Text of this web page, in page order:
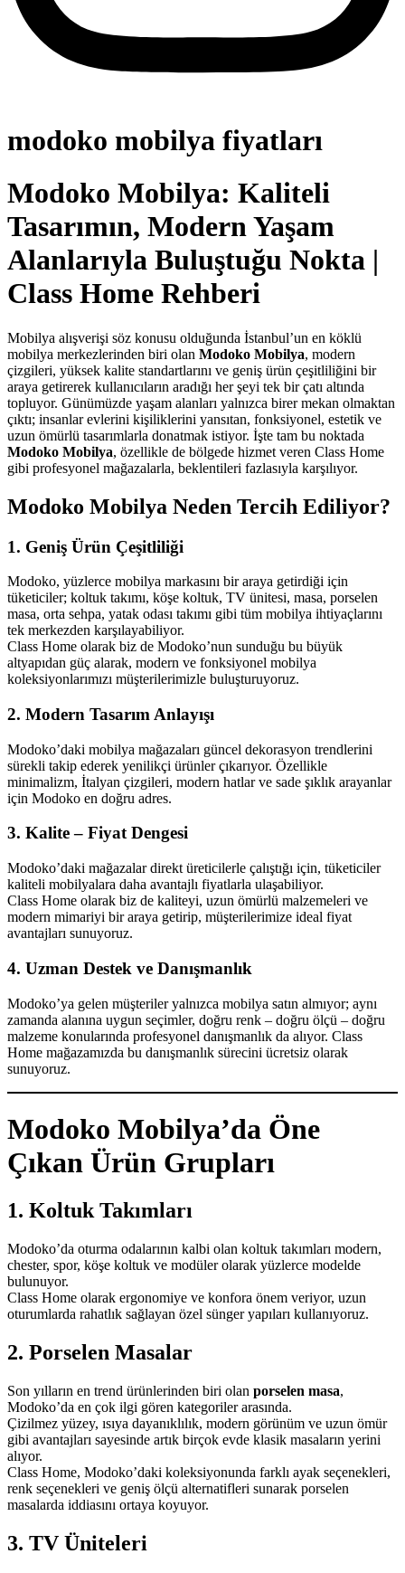
modoko mobilya fiyatları
Modoko Mobilya: Kaliteli
Tasarımın, Modern Yaşam
Alanlarıyla Buluştuğu Nokta |
Class Home Rehberi
Mobilya alışverişi söz konusu olduğunda İstanbul’un en köklü
mobilya merkezlerinden biri olan Modoko Mobilya, modern
çizgileri, yüksek kalite standartlarını ve geniş ürün çeşitliliğini bir
araya getirerek kullanıcıların aradığı her şeyi tek bir çatı altında
topluyor. Günümüzde yaşam alanları yalnızca birer mekan olmaktan
çıktı; insanlar evlerini kişiliklerini yansıtan, fonksiyonel, estetik ve
uzun ömürlü tasarımlarla donatmak istiyor. İşte tam bu noktada
Modoko Mobilya, özellikle de bölgede hizmet veren Class Home
gibi profesyonel mağazalarla, beklentileri fazlasıyla karşılıyor.
Modoko Mobilya Neden Tercih Ediliyor?
1. Geniş Ürün Çeşitliliği
Modoko, yüzlerce mobilya markasını bir araya getirdiği için
tüketiciler; koltuk takımı, köşe koltuk, TV ünitesi, masa, porselen
masa, orta sehpa, yatak odası takımı gibi tüm mobilya ihtiyaçlarını
tek merkezden karşılayabiliyor.
Class Home olarak biz de Modoko’nun sunduğu bu büyük
altyapıdan güç alarak, modern ve fonksiyonel mobilya
koleksiyonlarımızı müşterilerimizle buluşturuyoruz.
2. Modern Tasarım Anlayışı
Modoko’daki mobilya mağazaları güncel dekorasyon trendlerini
sürekli takip ederek yenilikçi ürünler çıkarıyor. Özellikle
minimalizm, İtalyan çizgileri, modern hatlar ve sade şıklık arayanlar
için Modoko en doğru adres.
3. Kalite – Fiyat Dengesi
Modoko’daki mağazalar direkt üreticilerle çalıştığı için, tüketiciler
kaliteli mobilyalara daha avantajlı fiyatlarla ulaşabiliyor.
Class Home olarak biz de kaliteyi, uzun ömürlü malzemeleri ve
modern mimariyi bir araya getirip, müşterilerimize ideal fiyat
avantajları sunuyoruz.
4. Uzman Destek ve Danışmanlık
Modoko’ya gelen müşteriler yalnızca mobilya satın almıyor; aynı
zamanda alanına uygun seçimler, doğru renk – doğru ölçü – doğru
malzeme konularında profesyonel danışmanlık da alıyor. Class
Home mağazamızda bu danışmanlık sürecini ücretsiz olarak
sunuyoruz.
Modoko Mobilya’da Öne
Çıkan Ürün Grupları
1. Koltuk Takımları
Modoko’da oturma odalarının kalbi olan koltuk takımları modern,
chester, spor, köşe koltuk ve modüler olarak yüzlerce modelde
bulunuyor.
Class Home olarak ergonomiye ve konfora önem veriyor, uzun
oturumlarda rahatlık sağlayan özel sünger yapıları kullanıyoruz.
2. Porselen Masalar
Son yılların en trend ürünlerinden biri olan porselen masa,
Modoko’da en çok ilgi gören kategoriler arasında.
Çizilmez yüzey, ısıya dayanıklılık, modern görünüm ve uzun ömür
gibi avantajları sayesinde artık birçok evde klasik masaların yerini
alıyor.
Class Home, Modoko’daki koleksiyonunda farklı ayak seçenekleri,
renk seçenekleri ve geniş ölçü alternatifleri sunarak porselen
masalarda iddiasını ortaya koyuyor.
3. TV Üniteleri